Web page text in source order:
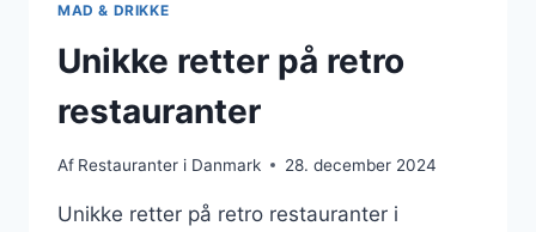
MAD & DRIKKE
Unikke retter på retro
restauranter
Af Restauranter i Danmark 28. december 2024
Unikke retter på retro restauranter i